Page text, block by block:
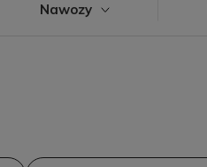
Nawozy